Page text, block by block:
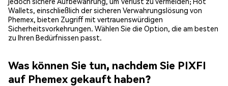
Wallets, einschließlich der sicheren Verwahrungslösung von
Phemex, bieten Zugriff mit vertrauenswürdigen
Sicherheitsvorkehrungen. Wählen Sie die Option, die am besten
zu Ihren Bedürfnissen passt.
Was können Sie tun, nachdem Sie PIXFI
auf Phemex gekauft haben?